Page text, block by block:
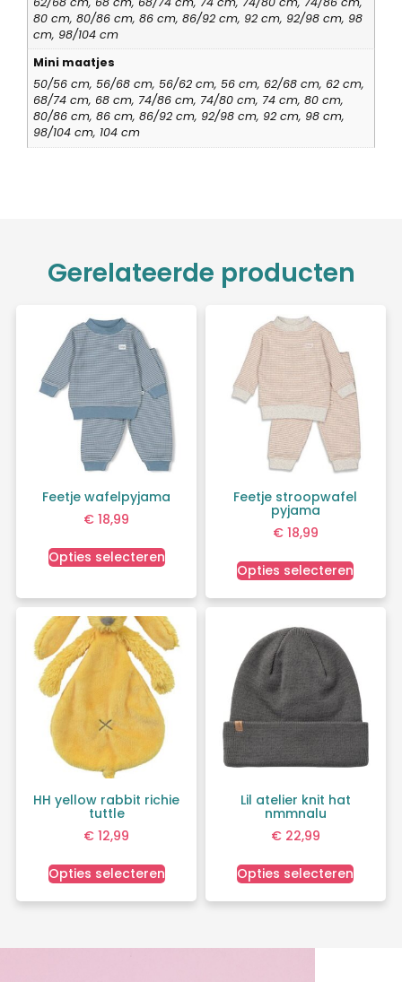
80 cm, 80/86 cm, 86 cm, 86/92 cm, 92 cm, 92/98 cm, 98
cm, 98/104 cm
Mini maatjes
50/56 cm, 56/68 cm, 56/62 cm, 56 cm, 62/68 cm, 62 cm,
68/74 cm, 68 cm, 74/86 cm, 74/80 cm, 74 cm, 80 cm,
80/86 cm, 86 cm, 86/92 cm, 92/98 cm, 92 cm, 98 cm,
98/104 cm, 104 cm
Gerelateerde producten
Feetje wafelpyjama
€ 18,99
Opties selecteren
Feetje stroopwafel
pyjama
€18,99
Opties selecteren
HH yellow rabbit richie
tuttle
€ 12,99
Opties selecteren
Lil atelier knit hat
nmmnalu
€22,99
Opties selecteren